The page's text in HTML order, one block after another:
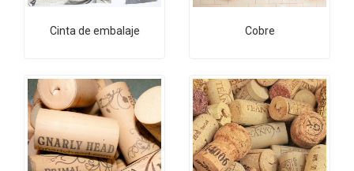
Cinta de embalaje Cobre